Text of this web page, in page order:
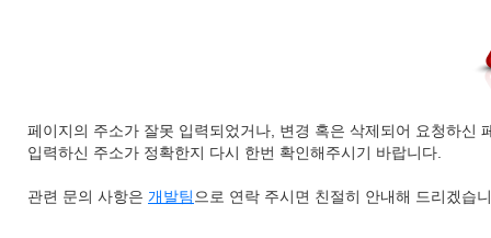
페이지의 주소가 잘못 입력되었거나, 변경 혹은 삭제되어 요청하신
입력하신 주소가 정확한지 다시 한번 확인해주시기 바랍니다.
관련 문의 사항은 개발팀 으로 연락 주시면 친절히 안내해 드리겠습